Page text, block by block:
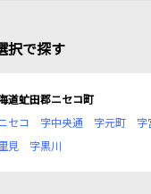
択で探す
道虻田郡ニセコ町
セコ
字中央通 字元町 字
見
字黒川